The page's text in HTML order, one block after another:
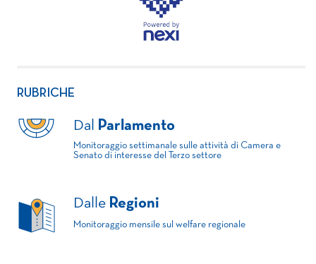
RUBRICHE
Dal Parlamento
Monitoraggio settimanale sulle attività di Camera e
Senato di interesse del Terzo settore
Dalle Regioni
Monitoraggio mensile sul welfare regionale